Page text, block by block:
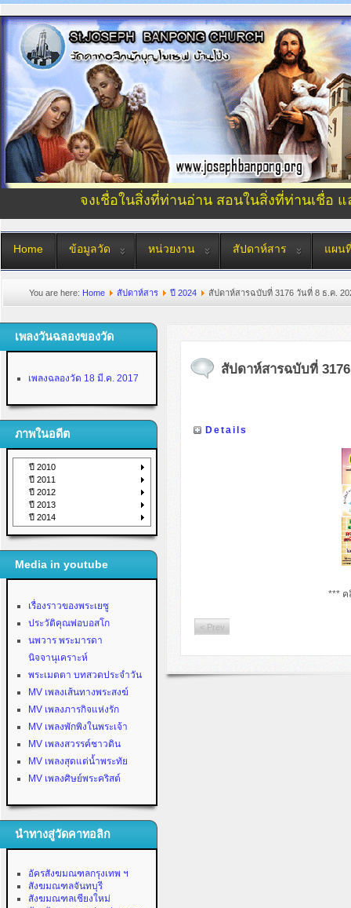
จงเชื่อในสิ่งที่ท่านอ่าน สอนในสิ่งที่ท่านเชื่อ
Home ข้อมูลวัด หน่วยงาน สัปดาห์สาร แผน
You are here: Home สัปดาห์สาร ปี 2024 สัปดาห์สารฉบับที่ 3176 วันที่ 8 ธ.ค.
เพลงวันฉลองของวัด
เพลงฉลองวัด 18 มี.ค. 2017
ภาพในอดีต
ปี 2010
ปี 2011
ปี 2012
ปี 2013
ปี 2014
Media in youtube
เรื่องราวของพระเยซู
ประวัติคุณพ่อบอสโก
นพวาร พระมารดา
นิจจานุเคราะห์
พระเมตตา บทสวดประจำวัน
MV เพลงเส้นทางพระสงฆ์
MV เพลงภารกิจแห่งรัก
MV เพลงพักพิงในพระเจ้า
MV เพลงสวรรค์ชาวดิน
MV เพลงสุดแต่น้ำพระทัย
MV เพลงศิษย์พระคริสต์
นำทางสู่วัดคาทอลิก
อัครสังฆมณฑลกรุงเทพ ฯ
สังฆมณฑลจันทบุรี
สังฆมณฑลเชียงใหม่
สัปดาห์สารฉบับที่
Details
*** ค
< Prev